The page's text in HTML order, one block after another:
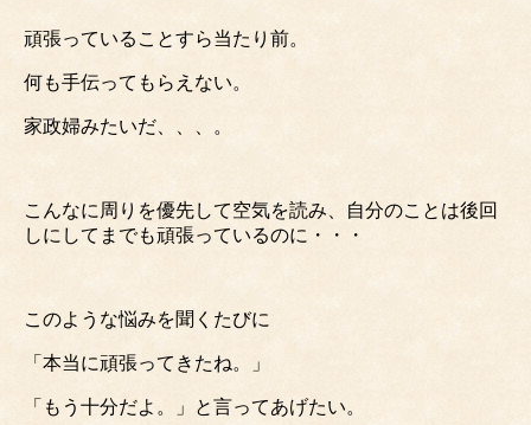
頑張っていることすら当たり前。
何も手伝ってもらえない。
家政婦みたいだ、、、。
こんなに周りを優先して空気を読み、自分のことは後回
しにしてまでも頑張っているのに・・・
このような悩みを聞くたびに
「本当に頑張ってきたね。」
「もう十分だよ。」と言ってあげたい。